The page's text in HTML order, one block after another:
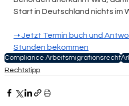
Start in Deutschland nichts im
➝‬ Jetzt Termin buch und
Stunden bekommen
Compliance Arbeitsmigrationsrecht
Rechtstipp